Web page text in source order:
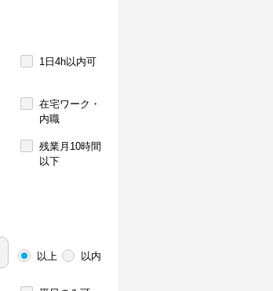
1日4h以内可
在宅ワーク・
内職
残業月10時間
以下
以上 以内